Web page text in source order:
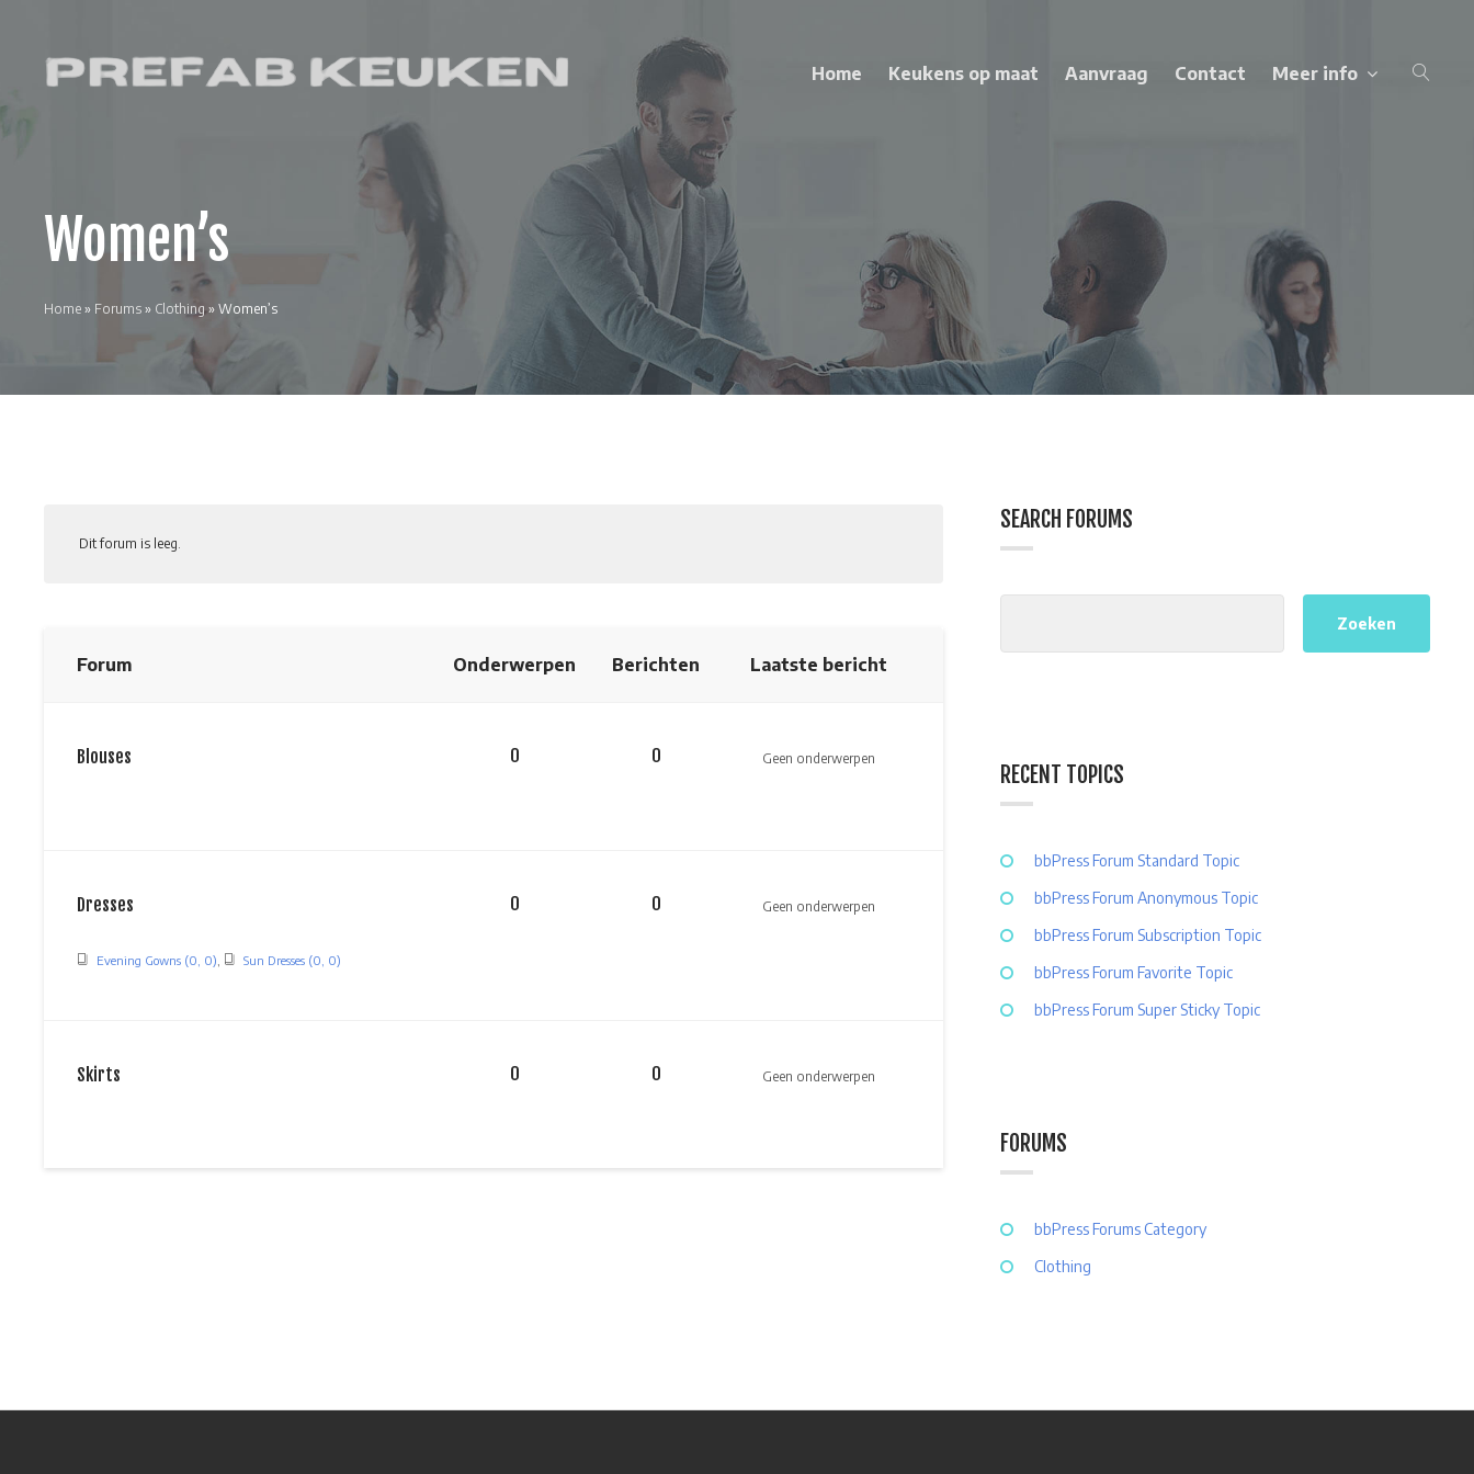
contentPrefab Keuken
Keukenwinkel
Home Keukens op maat Aanvraag Contact Meer info
Women’s
Home » Forums » Clothing» Women’s
Dit forum is leeg.
Forum Onderwerpen Berichten Laatste bericht
Blouses 0 0 Geen onderwerpen
Dresses
Evening Gowns (0, 0) Sun Dresses (0, 0)
0 0 Geen onderwerpen
Skirts 0 0 Geen onderwerpen
SEARCH FORUMS
RECENT TOPICS
bbPress Forum Standard Topic
bbPress Forum Anonymous Topic
bbPress Forum Subscription Topic
bbPress Forum Favorite Topic
bbPress Forum Super Sticky Topic
FORUMS
bbPress Forums Category
Clothing